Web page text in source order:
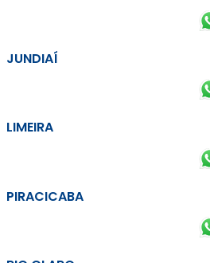
JUNDIAÍ
LIMEIRA
PIRACICABA